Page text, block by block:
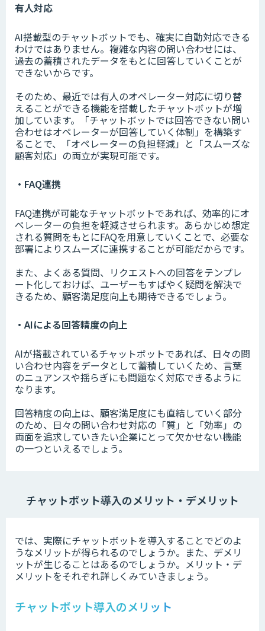
有人対応
AI搭載型のチャットボットでも、確実に自動対応できる
わけではありません。複雑な内容の問い合わせには、
過去の蓄積されたデータをもとに回答していくことが
できないからです。
そのため、最近では有人のオペレーター対応に切り替
えることができる機能を搭載したチャットボットが増
加しています。「チャットボットでは回答できない問い
合わせはオペレーターが回答していく体制」を構築す
ることで、「オペレーターの負担軽減」と「スムーズな
顧客対応」の両立が実現可能です。
・FAQ連携
FAQ連携が可能なチャットボットであれば、効率的にオ
ペレーターの負担を軽減させられます。あらかじめ想定
される質問をもとにFAQを用意していくことで、必要な
部署によりスムーズに連携することが可能だからです。
また、よくある質問、リクエストへの回答をテンプレ
ート化しておけば、ユーザーもすばやく疑問を解決で
きるため、顧客満足度向上も期待できるでしょう。
・AIによる回答精度の向上
AIが搭載されているチャットボットであれば、日々の問
い合わせ内容をデータとして蓄積していくため、言葉
のニュアンスや揺らぎにも問題なく対応できるように
なります。
回答精度の向上は、顧客満足度にも直結していく部分
のため、日々の問い合わせ対応の「質」と「効率」の
両面を追求していきたい企業にとって欠かせない機能
の一つといえるでしょう。
チャットボット導入のメリット・デメリット
では、実際にチャットボットを導入することでどのよ
うなメリットが得られるのでしょうか。また、デメリ
ットが生じることはあるのでしょうか。メリット・デ
メリットをそれぞれ詳しくみていきましょう。
チャットボット導入のメリット